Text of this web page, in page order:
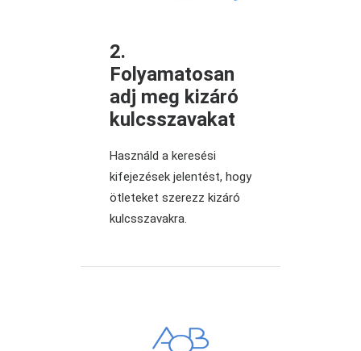
2.
Folyamatosan
adj meg kizáró
kulcsszavakat
Használd a keresési
kifejezések jelentést, hogy
ötleteket szerezz kizáró
kulcsszavakra.